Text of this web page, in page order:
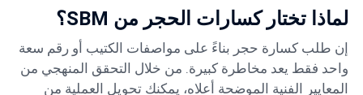
لماذا تختار كسارات الحجر من SBM؟
إن طلب كسارة حجر بناءً على مواصفات الكتيب أو رقم سعة
واحد فقط يعد مخاطرة كبيرة. من خلال التحقق المنهجي من
المعايير الفنية الموضحة أعلاه، يمكنك تحويل العملية من